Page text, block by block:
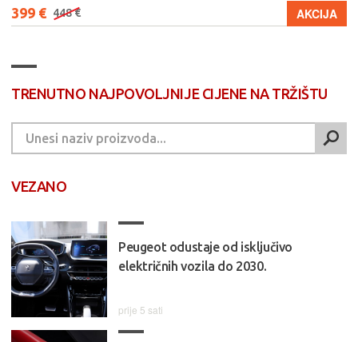
399 € 448 € AKCIJA
TRENUTNO NAJPOVOLJNIJE CIJENE NA TRŽIŠTU
VEZANO
Peugeot odustaje od isključivo
električnih vozila do 2030.
prije 5 sati